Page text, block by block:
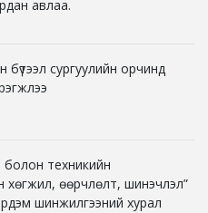
авлаа.
бүтээл сургуулийн орчинд
техникийн
өөрчлөлт, шинэчлэл”
шинжилгээний хурал